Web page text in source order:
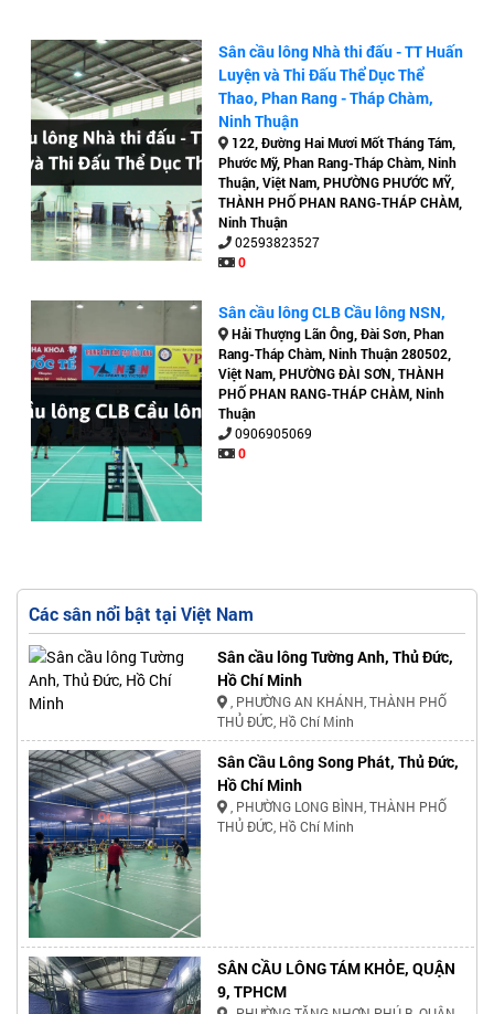
Sân cầu lông Nhà thi đấu - TT Huấn
Luyện và Thi Đấu Thể Dục Thể
Thao, Phan Rang - Tháp Chàm,
Ninh Thuận
122, Đường Hai Mươi Mốt Tháng Tám,
Phước Mỹ, Phan Rang-Tháp Chàm, Ninh
Thuận, Việt Nam, PHƯỜNG PHƯỚC MỸ,
THÀNH PHỐ PHAN RANG-THÁP CHÀM,
Ninh Thuận
02593823527
0
Sân cầu lông CLB Cầu lông NSN,
Hải Thượng Lãn Ông, Đài Sơn, Phan
Rang-Tháp Chàm, Ninh Thuận 280502,
Việt Nam, PHƯỜNG ĐÀI SƠN, THÀNH
PHỐ PHAN RANG-THÁP CHÀM, Ninh
Thuận
0906905069
0
Các sân nổi bật tại Việt Nam
Sân cầu lông Tường Anh, Thủ Đức,
Hồ Chí Minh
, PHƯỜNG AN KHÁNH, THÀNH PHỐ
THỦ ĐỨC, Hồ Chí Minh
Sân Cầu Lông Song Phát, Thủ Đức,
Hồ Chí Minh
, PHƯỜNG LONG BÌNH, THÀNH PHỐ
THỦ ĐỨC, Hồ Chí Minh
SÂN CẦU LÔNG TÁM KHỎE, QUẬN
9, TPHCM